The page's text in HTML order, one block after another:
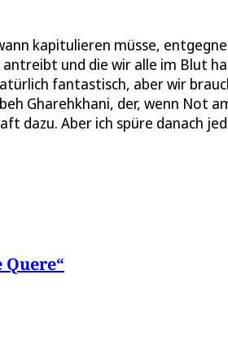
kapitulieren müsse,
antreibt und die wir alle im Blut
fantastisch, aber wir
Gharehkhani, der, wenn Not
dazu. Aber ich spüre danach